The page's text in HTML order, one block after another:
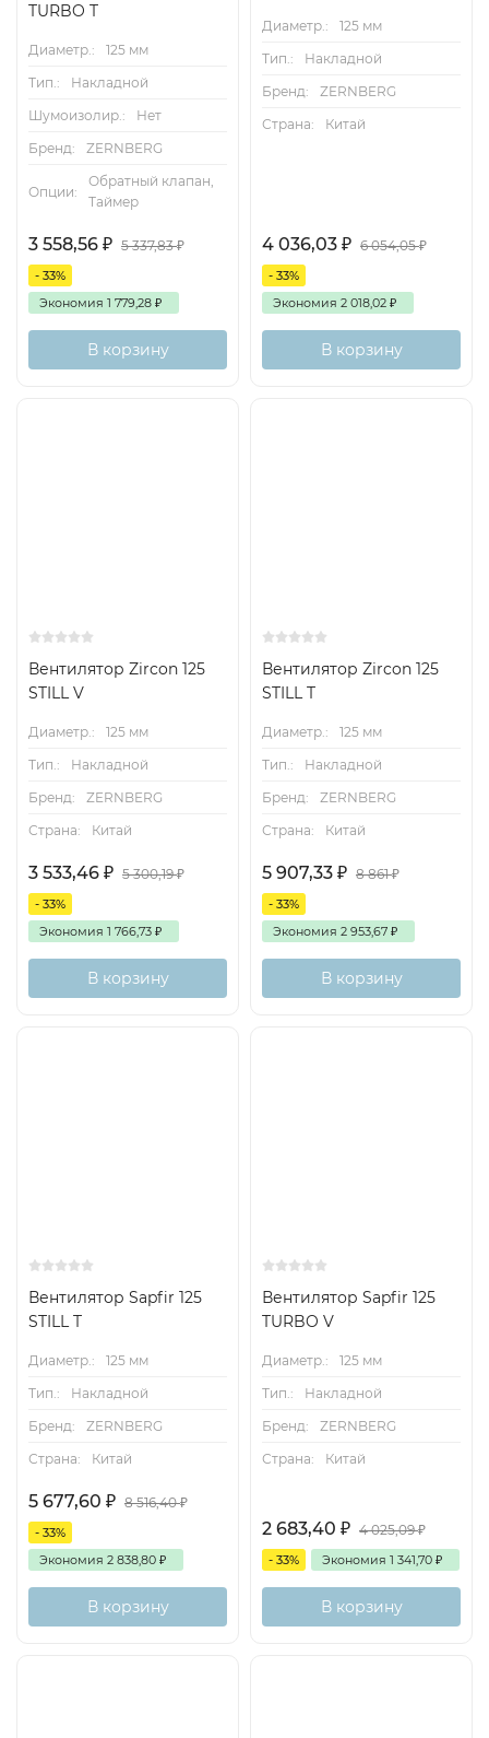
TURBO T
Диаметр.:
125 мм
Тип.:
Накладной
Шумоизолир.:
Нет
Бренд:
ZERNBERG
Опции:
Обратный клапан,
Таймер
3 558,56 ₽ 5 337,83₽
- 33%
Экономия 1 779,28 ₽
В корзину
Диаметр.:
125 мм
Тип.:
Накладной
Бренд:
ZERNBERG
Страна:
Китай
4 036,03 ₽ 6 054,05₽
- 33%
Экономия 2 018,02 ₽
В корзину
Вентилятор Zircon 125
STILL V
Диаметр.:
125 мм
Тип.:
Накладной
Бренд:
ZERNBERG
Страна:
Китай
3 533,46 ₽ 5 300,19₽
- 33%
Экономия 1 766,73 ₽
В корзину
Вентилятор Zircon 125
STILL T
Диаметр.:
125 мм
Тип.:
Накладной
Бренд:
ZERNBERG
Страна:
Китай
5 907,33 ₽ 8 861₽
- 33%
Экономия 2 953,67 ₽
В корзину
Вентилятор Sapfir 125
STILL T
Диаметр.:
125 мм
Тип.:
Накладной
Бренд:
ZERNBERG
Страна:
Китай
5 677,60 ₽ 8 516,40₽
- 33%
Экономия 2 838,80 ₽
В корзину
Вентилятор Sapfir 125
TURBO V
Диаметр.:
125 мм
Тип.:
Накладной
Бренд:
ZERNBERG
Страна:
Китай
2 683,40 ₽ 4 025,09₽
- 33% Экономия 1 341,70 ₽
В корзину